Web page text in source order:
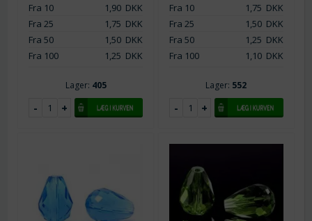
Fra 10
1,90DKK
Fra 25
1,75 DKK
Fra 50
1,50DKK
Fra 100
1,25 DKK
Lager: 405
Fra 10
1,75 DKK
Fra 25
1,50DKK
Fra 50
1,25 DKK
Fra 100
1,10DKK
Lager: 552